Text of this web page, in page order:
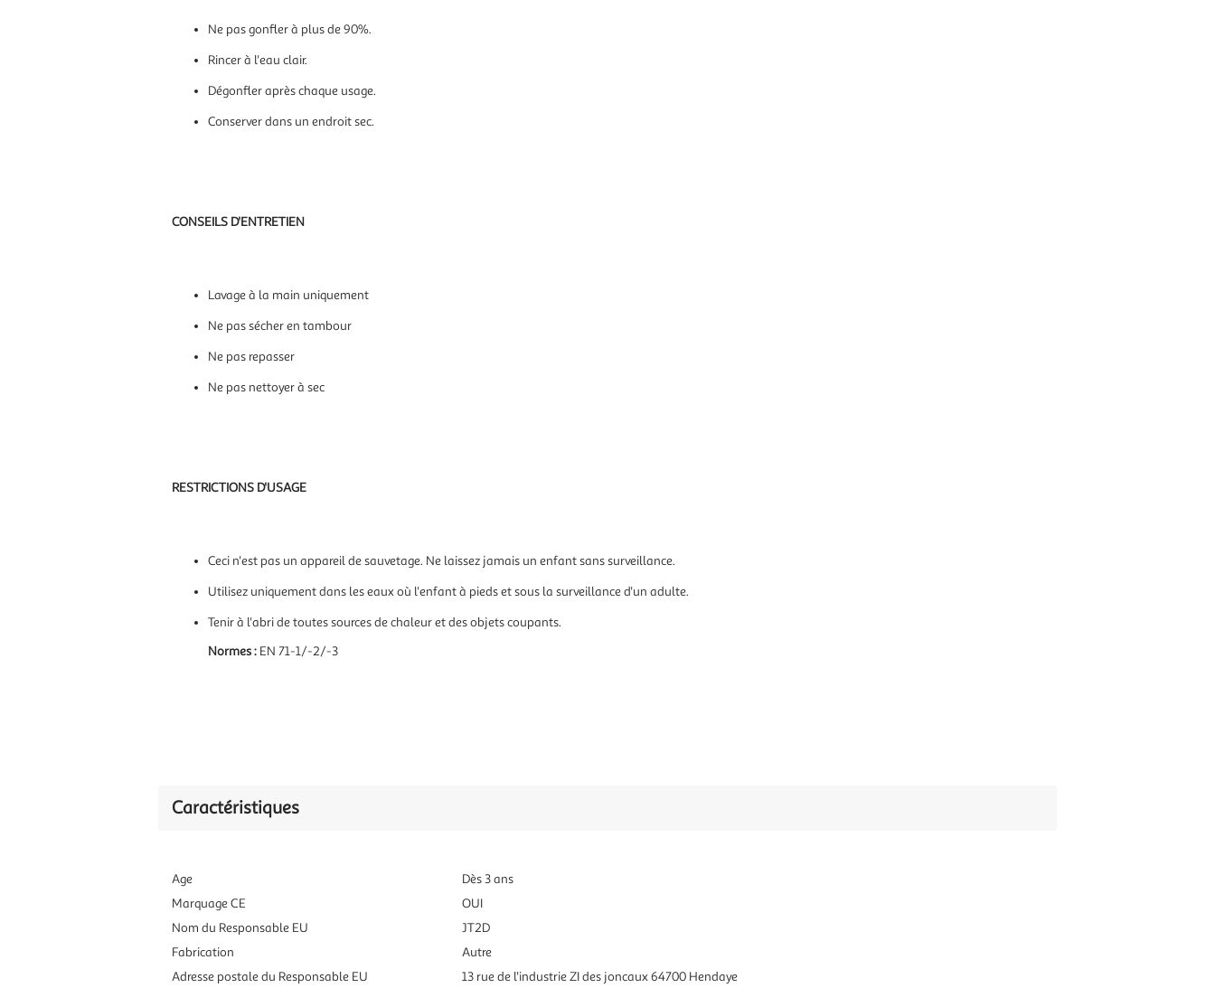
Ne pas gonfler à plus de 90%.
Rincer à l'eau clair.
Dégonfler après chaque usage.
Conserver dans un endroit sec.
CONSEILS D'ENTRETIEN
Lavage à la main uniquement
Ne pas sécher en tambour
Ne pas repasser
Ne pas nettoyer à sec
RESTRICTIONS D'USAGE
Ceci n'est pas un appareil de sauvetage. Ne laissez jamais un enfant sans surveillance.
Utilisez uniquement dans les eaux où l'enfant à pieds et sous la surveillance d'un adulte.
Tenir à l'abri de toutes sources de chaleur et des objets coupants.
Normes : EN 71-1/-2/-3
Caractéristiques
Age
Dès 3 ans
Marquage CE
OUI
Nom du Responsable EU
JT2D
Fabrication
Autre
Adresse postale du Responsable EU
13 rue de l'industrie ZI des joncaux 64700 Hendaye